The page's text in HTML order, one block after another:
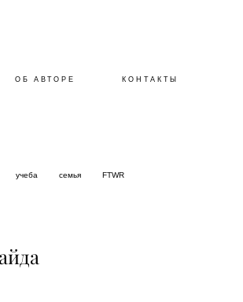
ОБ АВТОРЕ КОНТАКТЫ
учеба семья FTWR